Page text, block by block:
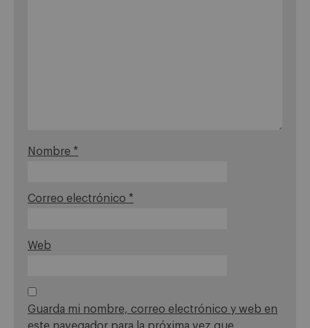
Nombre *
Correo electrónico *
Web
Guarda mi nombre, correo electrónico y web en